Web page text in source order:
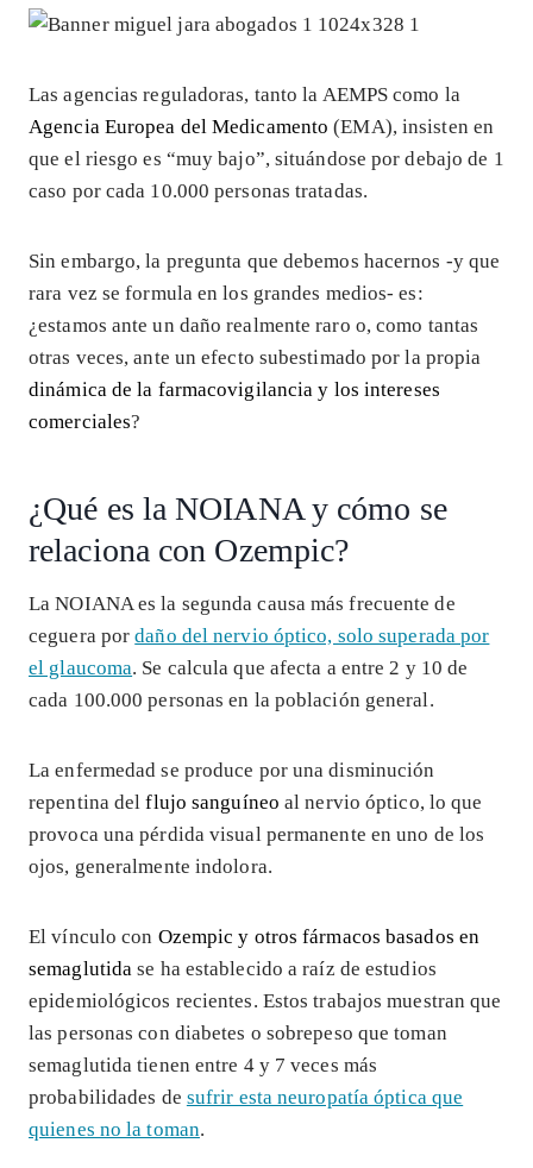
Las agencias reguladoras, tanto la AEMPS como la
Agencia Europea del Medicamento (EMA), insisten en
que el riesgo es “muy bajo”, situándose por debajo de 1
caso por cada 10.000 personas tratadas.
Sin embargo, la pregunta que debemos hacernos -y que
rara vez se formula en los grandes medios- es:
¿estamos ante un daño realmente raro o, como tantas
otras veces, ante un efecto subestimado por la propia
dinámica de la farmacovigilancia y los intereses
comerciales?
¿Qué es la NOIANA y cómo se
relaciona con Ozempic?
La NOIANA es la segunda causa más frecuente de
ceguera pordaño del nervio óptico, solo superada por
el glaucoma. Se calcula que afecta a entre 2 y 10 de
cada 100.000 personas en la población general.
La enfermedad se produce por una disminución
repentina delflujo sanguíneo al nervio óptico, lo que
provoca una pérdida visual permanente en uno de los
ojos, generalmente indolora.
El vínculo con Ozempic y otros fármacos basados en
semaglutida se ha establecido a raíz de estudios
epidemiológicos recientes. Estos trabajos muestran que
las personas con diabetes o sobrepeso que toman
semaglutida tienen entre 4 y 7 veces más
probabilidades de sufrir esta neuropatía óptica que
quienes no la toman.